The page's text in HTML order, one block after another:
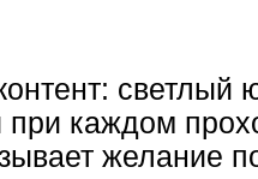
светлый
каждом
желание